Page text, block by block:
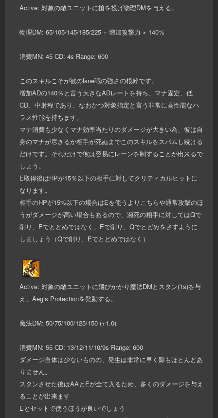
Active: 対象の敵ユニットに槍を投げ物理DMを与える。
物理DM: 65/105/145/185/225 + 増加攻撃力 × 140%
消費MN: 45 CD: 4s Range: 600
このスキルこそが彼のlane戦の強さの根幹です。
増加ADの140％と言う大きなADレートを持ち、マナ固定、低
CD、中射程であり、なおかつ対象指定と言う非常に高性能なハ
ラス性能を持ちます。
マナ消費も少なくマナ効率当たりのダメージが大きい為、彼は自
身のマナが尽きるか相手が死ぬまでこのスキルをスパムし続ける
だけです。それだけで彼は容易にレーンを制することが出来るで
しょう。
E取得後はHPが15％以下の相手に対してクリティカルヒットに
なります。
相手のHPが15%以下の場合はEを使うよりこちらや通常攻撃のほ
うがダメージが高い場合もあるので、瀕死の相手に対してはQで
削り、Eでとどめではなく、Eで削り、Qでとどめをさすように
しましょう（Qで削り、Eでとどめではなく）
Active: 対象の敵ユニットに飛びかかり魔法DMとスタン(1s)を与
え、Aegis Protectionを発動する。
魔法DM: 50/75/100/125/150 (+1.0)
消費MN: 55 CD: 13/12/11/10/9s Range: 600
ダメージ自体は少ないものの、発生は非常に早く隙もほとんどあ
りません。
スタンさせた後はAAとEが全て入るため、多くのダメージを与え
ることが出来ます
Eとセットで使うほうが良いでしょう